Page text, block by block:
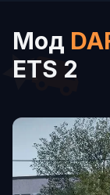
Мод
ETS 2